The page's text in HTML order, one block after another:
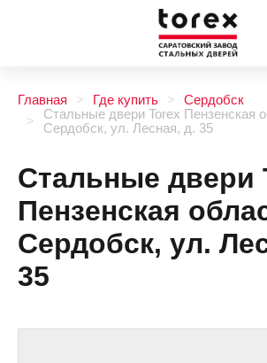
Главная Где купить
Сердобск
Стальные двери Torex Пензенская
Сердобск, ул. Лесная, д. 35
Стальные двери
Пензенская
Сердобск, ул.
35